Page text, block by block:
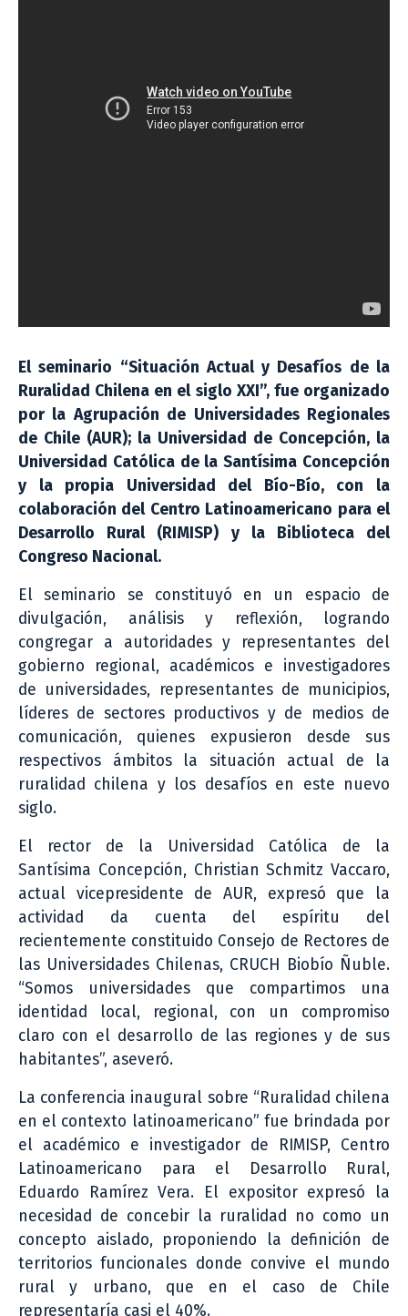
El seminario “Situación Actual y Desafíos de la
Ruralidad Chilena en el siglo XXI”, fue organizado
por la Agrupación de Universidades Regionales
de Chile (AUR); la Universidad de Concepción, la
Universidad Católica de la Santísima Concepción
y la propia Universidad del Bío-Bío, con la
colaboración del Centro Latinoamericano para el
Desarrollo Rural (RIMISP) y la Biblioteca del
Congreso Nacional.
El seminario se constituyó en un espacio de
divulgación, análisis y reflexión, logrando
congregar a autoridades y representantes del
gobierno regional, académicos e investigadores
de universidades, representantes de municipios,
líderes de sectores productivos y de medios de
comunicación, quienes expusieron desde sus
respectivos ámbitos la situación actual de la
ruralidad chilena y los desafíos en este nuevo
siglo.
El rector de la Universidad Católica de la
Santísima Concepción, Christian Schmitz Vaccaro,
actual vicepresidente de AUR, expresó que la
actividad da cuenta del espíritu del
recientemente constituido Consejo de Rectores de
las Universidades Chilenas, CRUCH Biobío Ñuble.
“Somos universidades que compartimos una
identidad local, regional, con un compromiso
claro con el desarrollo de las regiones y de sus
habitantes”, aseveró.
La conferencia inaugural sobre “Ruralidad chilena
en el contexto latinoamericano” fue brindada por
el académico e investigador de RIMISP, Centro
Latinoamericano para el Desarrollo Rural,
Eduardo Ramírez Vera. El expositor expresó la
necesidad de concebir la ruralidad no como un
concepto aislado, proponiendo la definición de
territorios funcionales donde convive el mundo
rural y urbano, que en el caso de Chile
representaría casi el 40%.